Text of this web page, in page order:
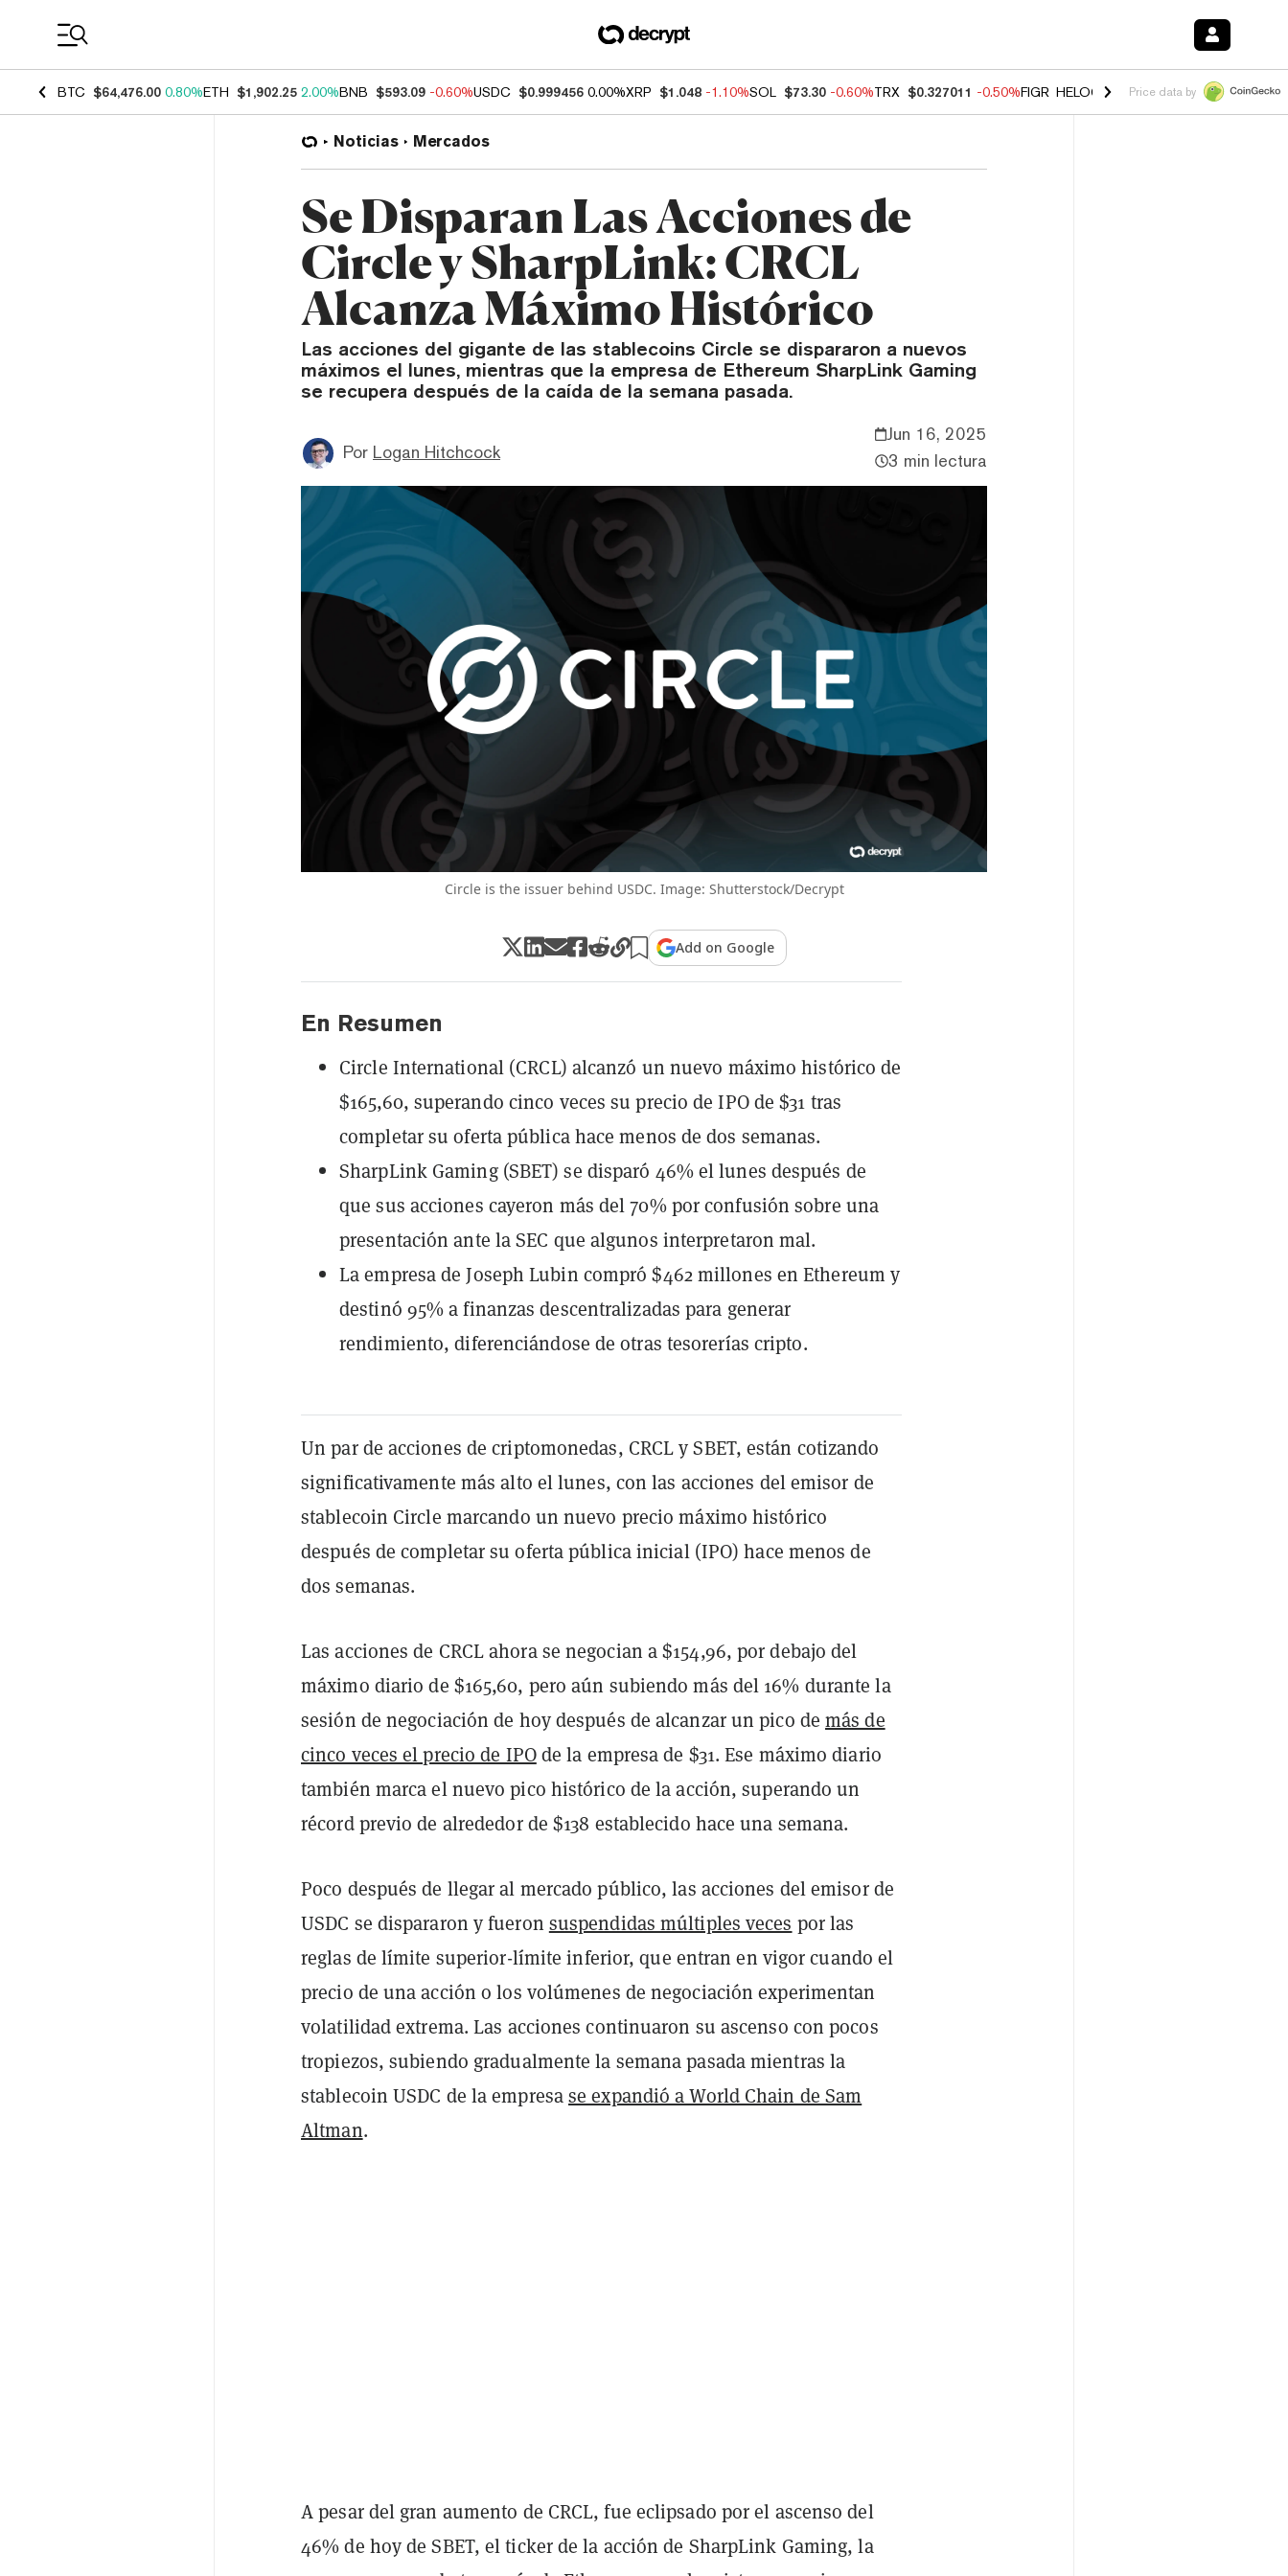
BTC $64,476.00 0.80%ETH $1,902.25 2.00%BNB $593.09 -0.60%USDC $0.999456 0.00%XRP $1.048 -1.10%SOL $73.30 -0.60%TRX $0.327011 -0.50%FIGR_HELOC $1.02 1.70% HYPE $55.07 -
Price data by
Noticias Mercados
Se Disparan Las Acciones de
Circle y SharpLink: CRCL
Alcanza Máximo Histórico
Las acciones del gigante de las stablecoins Circle se dispararon a nuevos
máximos el lunes, mientras que la empresa de Ethereum SharpLink Gaming
se recupera después de la caída de la semana pasada.
Por Logan Hitchcock
Jun 16, 2025
3 min lectura
Circle is the issuer behind USDC. Image: Shutterstock/Decrypt
Add on Google
En Resumen
Circle International (CRCL) alcanzó un nuevo máximo histórico de
$165,60, superando cinco veces su precio de IPO de $31 tras
completar su oferta pública hace menos de dos semanas.
SharpLink Gaming (SBET) se disparó 46% el lunes después de
que sus acciones cayeron más del 70% por confusión sobre una
presentación ante la SEC que algunos interpretaron mal.
La empresa de Joseph Lubin compró $462 millones en Ethereum y
destinó 95% a finanzas descentralizadas para generar
rendimiento, diferenciándose de otras tesorerías cripto.
Un par de acciones de criptomonedas, CRCL y SBET, están cotizando
significativamente más alto el lunes, con las acciones del emisor de
stablecoin Circle marcando un nuevo precio máximo histórico
después de completar su oferta pública inicial (IPO) hace menos de
dos semanas.
Las acciones de CRCL ahora se negocian a $154,96, por debajo del
máximo diario de $165,60, pero aún subiendo más del 16% durante la
sesión de negociación de hoy después de alcanzar un pico demás de
cinco veces el precio de IPOde la empresa de $31. Ese máximo diario
también marca el nuevo pico histórico de la acción, superando un
récord previo de alrededor de $138 establecido hace una semana.
Poco después de llegar al mercado público, las acciones del emisor de
USDC se dispararon y fueron suspendidas múltiples veces por las
reglas de límite superior-límite inferior, que entran en vigor cuando el
precio de una acción o los volúmenes de negociación experimentan
volatilidad extrema. Las acciones continuaron su ascenso con pocos
tropiezos, subiendo gradualmente la semana pasada mientras la
stablecoin USDC de la empresase expandió a World Chain de Sam
Altman.
A pesar del gran aumento de CRCL, fue eclipsado por el ascenso del
46% de hoy de SBET, el ticker de la acción de SharpLink Gaming, la